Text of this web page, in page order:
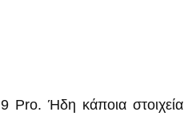
Pro. Ήδη κάποια στοιχεία